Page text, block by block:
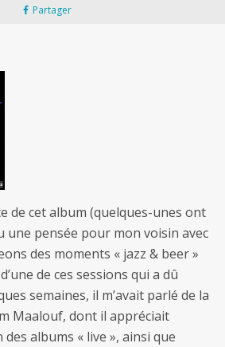
Partager
de cet album (quelques-unes ont
une pensée pour mon voisin avec
des moments « jazz & beer »
de ces sessions qui a dû
semaines, il m’avait parlé de la
Maalouf, dont il appréciait
albums « live », ainsi que